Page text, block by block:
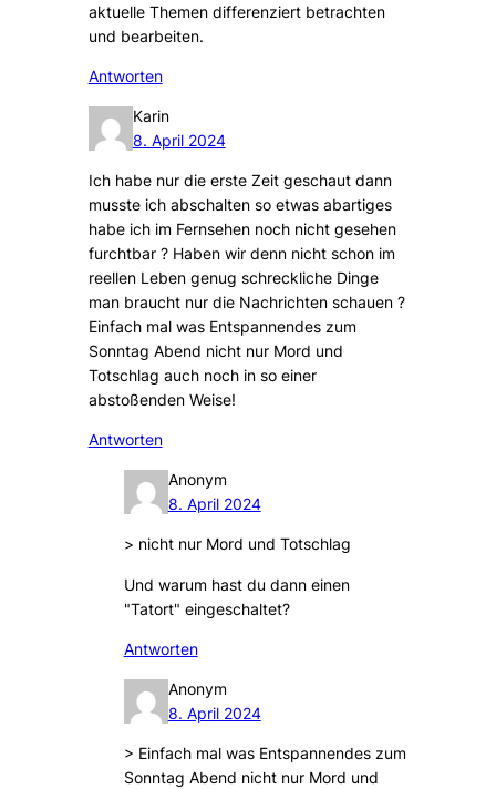
aktuelle Themen differenziert betrachten
und bearbeiten.
Antworten
Karin
8. April 2024
Ich habe nur die erste Zeit geschaut dann
musste ich abschalten so etwas abartiges
habe ich im Fernsehen noch nicht gesehen
furchtbar ? Haben wir denn nicht schon im
reellen Leben genug schreckliche Dinge
man braucht nur die Nachrichten schauen ?
Einfach mal was Entspannendes zum
Sonntag Abend nicht nur Mord und
Totschlag auch noch in so einer
abstoßenden Weise!
Antworten
Anonym
8. April 2024
> nicht nur Mord und Totschlag
Und warum hast du dann einen
"Tatort" eingeschaltet?
Antworten
Anonym
8. April 2024
> Einfach mal was Entspannendes zum
Sonntag Abend nicht nur Mord und